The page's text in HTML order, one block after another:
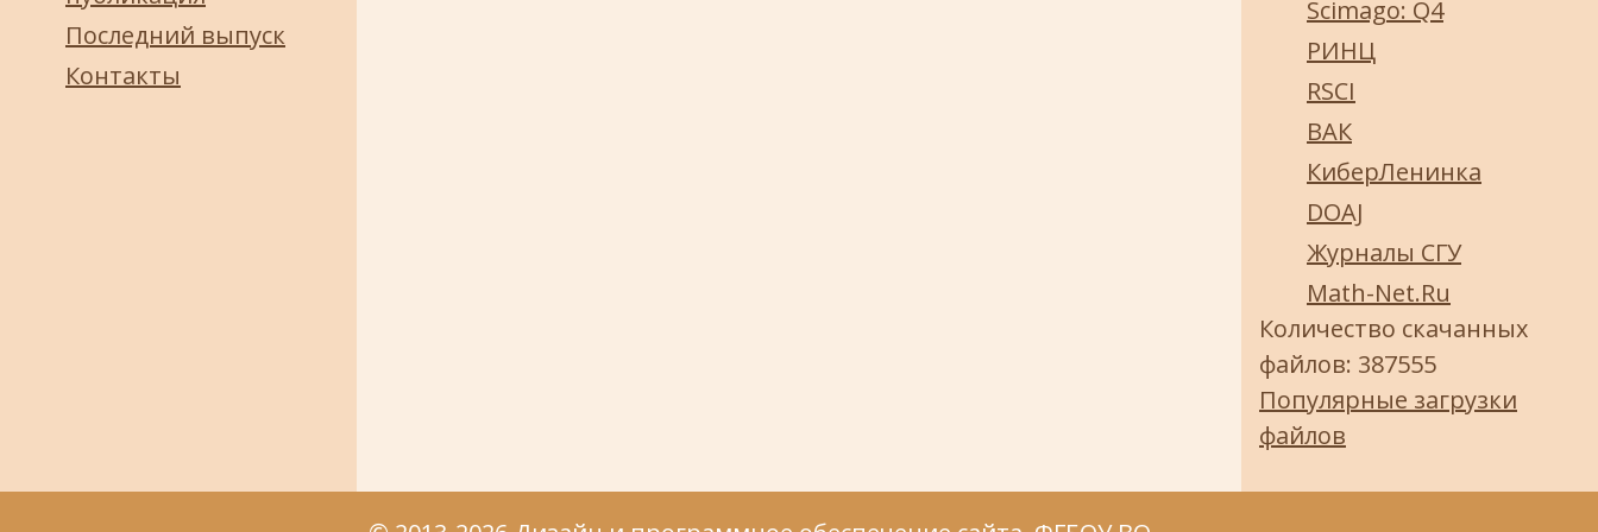
Последний выпуск
Контакты
Scimago: Q4
РИНЦ
RSCI
ВАК
КиберЛенинка
DOAJ
Журналы СГУ
Math-Net.Ru
Количество скачанных
файлов: 387555
Популярные загрузки
файлов